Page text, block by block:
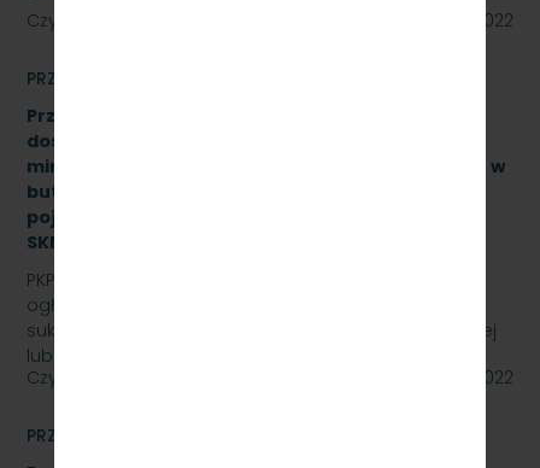
Czytaj dalej
08 sierpnia 2022
PRZETARGI
Przetarg nieograniczony na zakup i sukcesywne
dostawy naturalnej wody pitnej (źródlanej lub
mineralnej – nisko lub średnio zmineralizowanej), w
butelkach bezzwrotnych, plastikowych, o
pojemności 0,5 l., 1,5 l. – gazowanej i niega., znak:
SKMMU.086.47.22.
PKP SZYBKA KOLEJ MIEJSKA W TRÓJMIEŚCIE Sp. z o.o.
ogłasza przetarg nieograniczony na zakup i
sukcesywne dostawy naturalnej wody pitnej (źródlanej
lub…
Czytaj dalej
29 lipca 2022
PRZETARGI